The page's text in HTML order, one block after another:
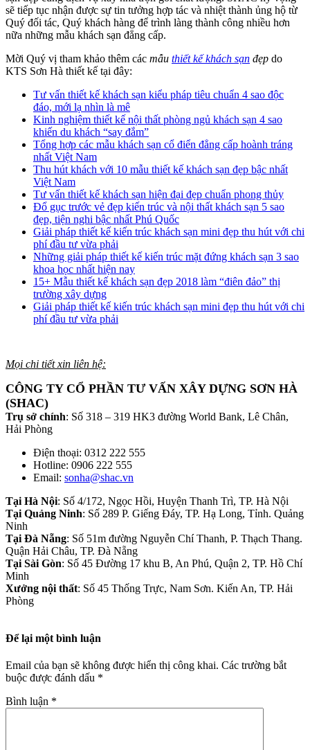
sẽ tiếp tục nhận được sự tin tưởng hợp tác và nhiệt thành ủng hộ từ
Quý đối tác, Quý khách hàng để trình làng thành công nhiều hơn
nữa những mẫu khách sạn đẳng cấp.
Mời Quý vị tham khảo thêm các mẫu thiết kế khách sạn đẹp do
KTS Sơn Hà thiết kế tại đây:
Tư vấn thiết kế khách sạn kiểu pháp tiêu chuẩn 4 sao độc
đáo, mới lạ nhìn là mê
Kinh nghiệm thiết kế nội thất phòng ngủ khách sạn 4 sao
khiến du khách “say đắm”
Tổng hợp các mẫu khách sạn cổ điển đẳng cấp hoành tráng
nhất Việt Nam
Thu hút khách với 10 mẫu thiết kế khách sạn đẹp bậc nhất
Việt Nam
Tư vấn thiết kế khách sạn hiện đại đẹp chuẩn phong thủy
Đổ gục trước vẻ đẹp kiến trúc và nội thất khách sạn 5 sao
đẹp, tiện nghi bậc nhất Phú Quốc
Giải pháp thiết kế kiến trúc khách sạn mini đẹp thu hút với chi
phí đầu tư vừa phải
Những giải pháp thiết kế kiến trúc mặt đứng khách sạn 3 sao
khoa học nhất hiện nay
15+ Mẫu thiết kế khách sạn đẹp 2018 làm “điên đảo” thị
trường xây dựng
Giải pháp thiết kế kiến trúc khách sạn mini đẹp thu hút với chi
phí đầu tư vừa phải
Mọi chi tiết xin liên hệ:
CÔNG TY CỔ PHẦN TƯ VẤN XÂY DỰNG SƠN HÀ
(SHAC)
Trụ sở chính: Số 318 – 319 HK3 đường World Bank, Lê Chân,
Hải Phòng
Điện thoại: 0312 222 555
Hotline: 0906 222 555
Email: sonha@shac.vn
Tại Hà Nội: Số 4/172, Ngọc Hồi, Huyện Thanh Trì, TP. Hà Nội
Tại Quảng Ninh: Số 289 P. Giếng Đáy, TP. Hạ Long, Tỉnh. Quảng
Ninh
Tại Đà Nẵng: Số 51m đường Nguyễn Chí Thanh, P. Thạch Thang.
Quận Hải Châu, TP. Đà Nẵng
Tại Sài Gòn: Số 45 Đường 17 khu B, An Phú, Quận 2, TP. Hồ Chí
Minh
Xưởng nội thất: Số 45 Thống Trực, Nam Sơn. Kiến An, TP. Hải
Phòng
Để lại một bình luận
Email của bạn sẽ không được hiển thị công khai. Các trường bắt
buộc được đánh dấu *
Bình luận *